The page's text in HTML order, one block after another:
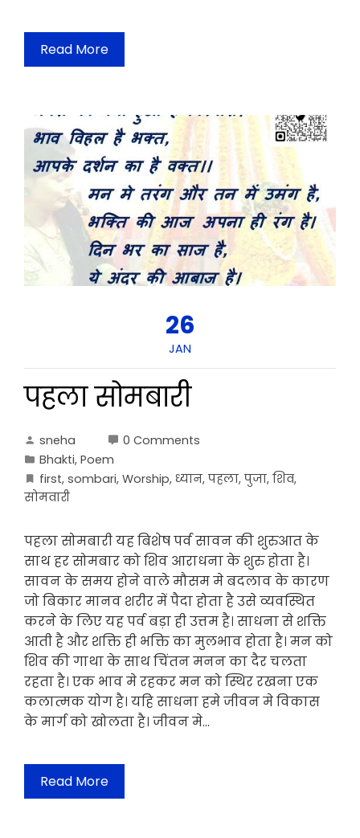
Read More
26
JAN
पहला सोमबारी
sneha
0 Comments
Bhakti, Poem
first, sombari, Worship, ध्यान, पहला, पुजा, शिव,
सोमवारी
पहला सोमबारी यह बिशेष पर्व सावन की शुरुआत के
साथ हर सोमबार को शिव आराधना के शुरु होता है।
सावन के समय होने वाले मौसम मे बदलाव के कारण
जो बिकार मानव शरीर में पैदा होता है उसे व्यवस्थित
करने के लिए यह पर्व बड़ा ही उत्तम है। साधना से शक्ति
आती है और शक्ति ही भक्ति का मुलभाव होता है। मन को
शिव की गाथा के साथ चिंतन मनन का दैर चलता
रहता है। एक भाव मे रहकर मन को स्थिर रखना एक
कलात्मक योग है। यहि साधना हमे जीवन मे विकास
के मार्ग को खोलता है। जीवन मे…
Read More